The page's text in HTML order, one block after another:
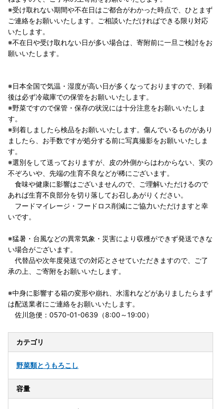
※受け取れない期間や不在日はご都合がわかった時点で、ひとまず
ご連絡をお願いいたします。ご相談いただければできる限り対応
いたします。
※不在日や受け取れない日が多い場合は、寄附前に一旦ご検討をお
願いいたします。
※日本全国で気温・湿度が高い日が多くなっておりますので、到着
後は必ず冷蔵庫での保管をお願いいたします。
※野菜ですので保管・保存の状況には十分注意をお願いいたしま
す。
※到着しましたら検品をお願いいたします。傷んでいるものがあり
ましたら、お手数ですが処分する前に写真撮影をお願いいたしま
す。
※選別をして送っておりますが、皮の外側からはわからない、実の
不ぞろいや、先端の生育不良などが稀にございます。
食味や健康に影響はございませんので、ご理解いただけるので
あれば生育不良部分を切り落してお召しあがりください。
フードマイレージ・フードロス削減にご協力いただけますと幸
いです。
※猛暑・台風などの異常気象・災害により収穫ができず発送できな
い場合がございます。
代替品や次年度発送での対応とさせていただきますので、ご了
承の上、ご寄附をお願いいたします。
※中身に影響する箱の変形や崩れ、水濡れなどがありましたらまず
は配送業者にご連絡をお願いいたします。
佐川急便：0570-01-0639（8:00～19:00）
カテゴリ
野菜類とうもろこし
容量